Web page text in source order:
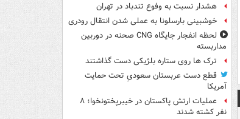
هشدار نسبت به وفوع تندباد در تهران
خوشبینی بارسلونا به عملی شدن انتقال رودری
لحظه انفجار جایگاه CNG صحنه در دوربین
مداربسته
ترک ها روی ستاره بلژیکی دست گذاشتند
قطع دست عربستان سعودیِ تحت حمایت
آمریکا
عملیات ارتش پاکستان در خیبرپختونخوا؛ ۸
نفر کشته شدند